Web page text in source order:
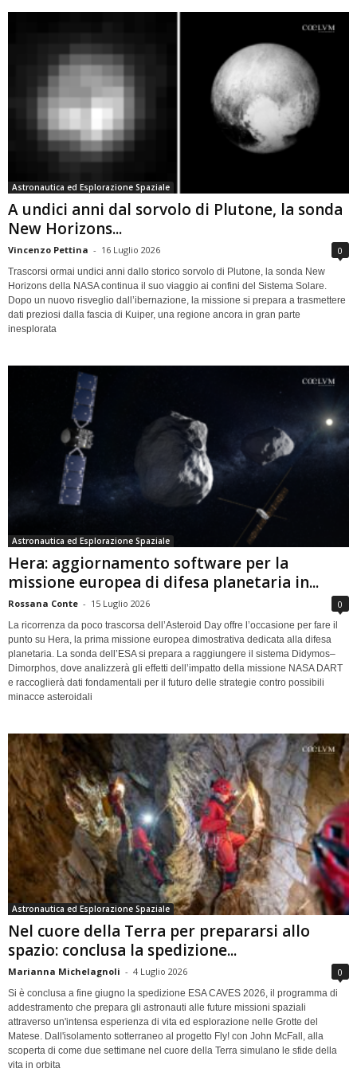
Astronautica ed Esplorazione Spaziale
A undici anni dal sorvolo di Plutone, la sonda
New Horizons...
Vincenzo Pettina - 16 Luglio 2026 0
Trascorsi ormai undici anni dallo storico sorvolo di Plutone, la sonda New
Horizons della NASA continua il suo viaggio ai confini del Sistema Solare.
Dopo un nuovo risveglio dall’ibernazione, la missione si prepara a trasmettere
dati preziosi dalla fascia di Kuiper, una regione ancora in gran parte
inesplorata
Astronautica ed Esplorazione Spaziale
Hera: aggiornamento software per la
missione europea di difesa planetaria in...
Rossana Conte - 15 Luglio 2026 0
La ricorrenza da poco trascorsa dell’Asteroid Day offre l’occasione per fare il
punto su Hera, la prima missione europea dimostrativa dedicata alla difesa
planetaria. La sonda dell’ESA si prepara a raggiungere il sistema Didymos–
Dimorphos, dove analizzerà gli effetti dell’impatto della missione NASA DART
e raccoglierà dati fondamentali per il futuro delle strategie contro possibili
minacce asteroidali
Astronautica ed Esplorazione Spaziale
Nel cuore della Terra per prepararsi allo
spazio: conclusa la spedizione...
Marianna Michelagnoli - 4 Luglio 2026 0
Si è conclusa a fine giugno la spedizione ESA CAVES 2026, il programma di
addestramento che prepara gli astronauti alle future missioni spaziali
attraverso un'intensa esperienza di vita ed esplorazione nelle Grotte del
Matese. Dall'isolamento sotterraneo al progetto Fly! con John McFall, alla
scoperta di come due settimane nel cuore della Terra simulano le sfide della
vita in orbita